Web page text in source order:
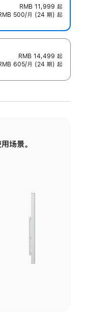
RMB 11,999 起
500/月 (24 期) 起
RMB 14,499 起
605/月 (24 期) 起
场景。